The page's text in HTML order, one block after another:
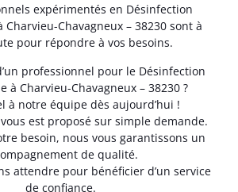
expérimentés en Désinfection
Charvieu-Chavagneux – 38230 sont à
pour répondre à vos besoins.
professionnel pour le Désinfection
à Charvieu-Chavagneux – 38230 ?
à notre équipe dès aujourd’hui !
est proposé sur simple demande.
besoin, nous vous garantissons un
de qualité.
attendre pour bénéficier d’un service
de confiance.